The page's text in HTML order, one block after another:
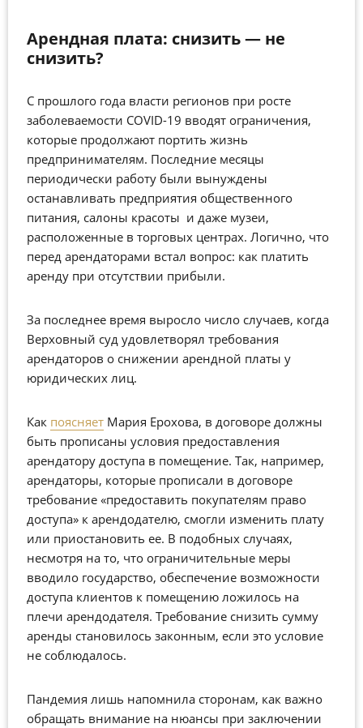
Арендная плата: снизить — не
снизить?
С прошлого года власти регионов при росте
заболеваемости COVID-19 вводят ограничения,
которые продолжают портить жизнь
предпринимателям. Последние месяцы
периодически работу были вынуждены
останавливать предприятия общественного
питания, салоны красоты и даже музеи,
расположенные в торговых центрах. Логично, что
перед арендаторами встал вопрос: как платить
аренду при отсутствии прибыли.
За последнее время выросло число случаев, когда
Верховный суд удовлетворял требования
арендаторов о снижении арендной платы у
юридических лиц.
Как поясняет Мария Ерохова, в договоре должны
быть прописаны условия предоставления
арендатору доступа в помещение. Так, например,
арендаторы, которые прописали в договоре
требование «предоставить покупателям право
доступа» к арендодателю, смогли изменить плату
или приостановить ее. В подобных случаях,
несмотря на то, что ограничительные меры
вводило государство, обеспечение возможности
доступа клиентов к помещению ложилось на
плечи арендодателя. Требование снизить сумму
аренды становилось законным, если это условие
не соблюдалось.
Пандемия лишь напомнила сторонам, как важно
обращать внимание на нюансы при заключении